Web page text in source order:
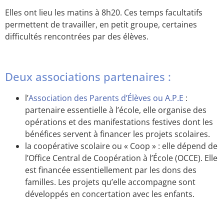
Elles ont lieu les matins à 8h20. Ces temps facultatifs
permettent de travailler, en petit groupe, certaines
difficultés rencontrées par des élèves.
Deux associations partenaires :
l’Association des Parents d’Élèves ou A.P.E :
partenaire essentielle à l’école, elle organise des
opérations et des manifestations festives dont les
bénéfices servent à financer les projets scolaires.
la coopérative scolaire ou « Coop » : elle dépend de
l’Office Central de Coopération à l’École (OCCE). Elle
est financée essentiellement par les dons des
familles. Les projets qu’elle accompagne sont
développés en concertation avec les enfants.